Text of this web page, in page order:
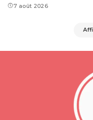
7 août 2026